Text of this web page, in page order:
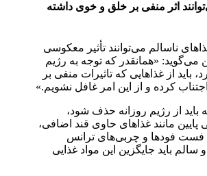
اثر منفی بر خلق و خوی داشته
ناسالم می‌توانند تأثیر معکوسی
می‌گوید: «همانقدر که توجه به رژیم
باید از غذاهایی که تاثیرات منفی بر
کرده و از این امر غافل نشویم.»
باید از رژیم روزانه حذف شود،
پایین مانند غذاهای حاوی قند اضافی،
فست فودها و چربی‌های ترانس
باید جایگزین این مواد غذایی